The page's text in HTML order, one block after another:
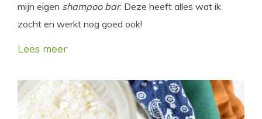
mijn eigen shampoo bar. Deze heeft alles wat ik
zocht en werkt nog goed ook!
Lees meer